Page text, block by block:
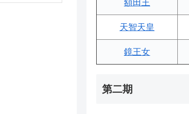
額田王
天智天皇
鏡王女
第二期